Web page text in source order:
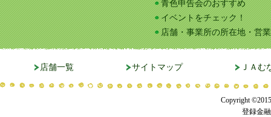
青色申告会のおすすめ
イベントをチェック！
店舗・事業所の所在地・営
店舗一覧 サイトマップ ＪＡ
Copyright
登録金